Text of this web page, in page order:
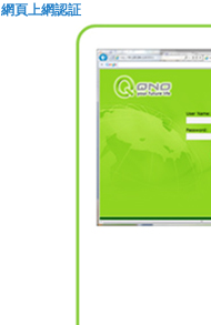
網頁上網認証